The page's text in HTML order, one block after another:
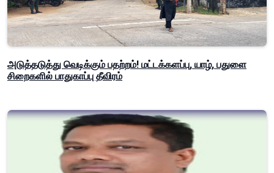
அடுத்தடுத்து வெடிக்கும் பதற்றம்! மட்டக்களப்பு, யாழ், பதுளை
சிறைகளில் பாதுகாப்பு தீவிரம்